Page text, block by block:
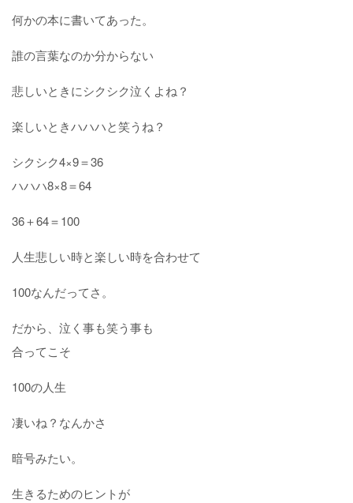
何かの本に書いてあった。
誰の言葉なのか分からない
悲しいときにシクシク泣くよね？
楽しいときハハハと笑うね？
シクシク4×9＝36
ハハハ8×8＝64
36＋64＝100
人生悲しい時と楽しい時を合わせて
100なんだってさ。
だから、泣く事も笑う事も
合ってこそ
100の人生
凄いね？なんかさ
暗号みたい。
生きるためのヒントが